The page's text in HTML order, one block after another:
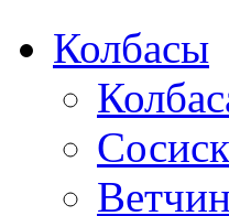
Колбасы